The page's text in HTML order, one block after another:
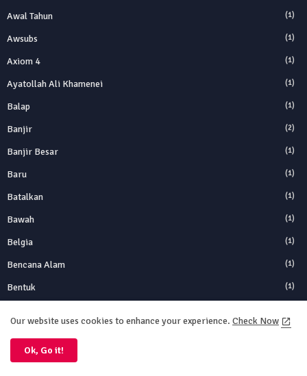
Awal Tahun (1)
Awsubs (1)
Axiom 4 (1)
Ayatollah Ali Khamenei (1)
Balap (1)
Banjir (2)
Banjir Besar (1)
Baru (1)
Batalkan (1)
Bawah (1)
Belgia (1)
Bencana Alam (1)
Bentuk (1)
(1)
Bergejolak
Our website uses cookies to enhance your experience. Check Now
Ok, Go it!